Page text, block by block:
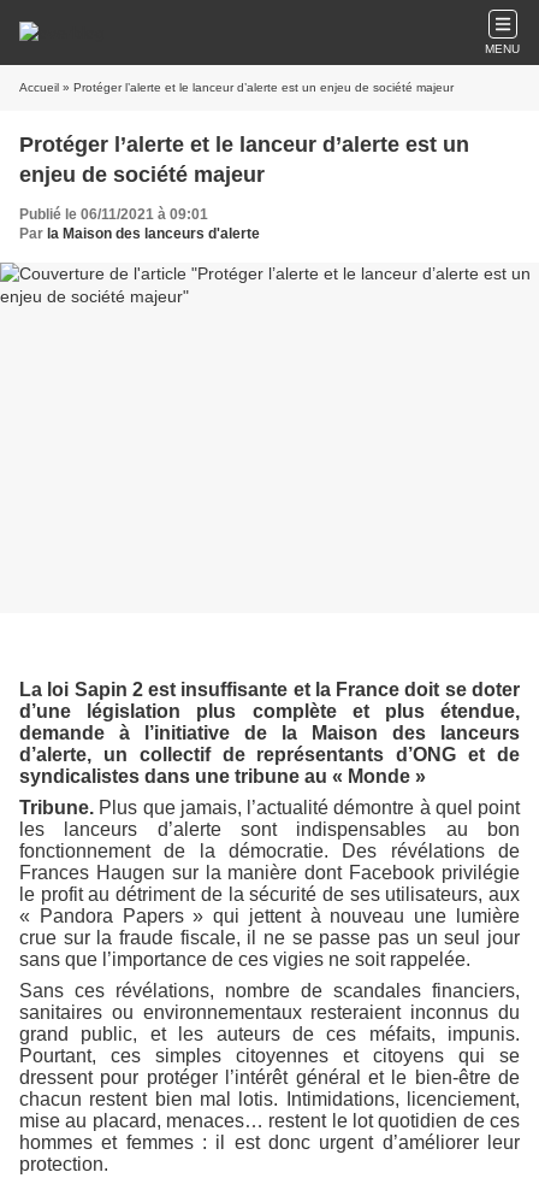
MENU
Accueil » Protéger l’alerte et le lanceur d’alerte est un enjeu de société majeur
Protéger l’alerte et le lanceur d’alerte est un
enjeu de société majeur
Publié le 06/11/2021 à 09:01
Par la Maison des lanceurs d'alerte
La loi Sapin 2 est insuffisante et la France doit se doter
d’une législation plus complète et plus étendue,
demande à l’initiative de la Maison des lanceurs
d’alerte, un collectif de représentants d’ONG et de
syndicalistes dans une tribune au « Monde »
Tribune. Plus que jamais, l’actualité démontre à quel point
les lanceurs d’alerte sont indispensables au bon
fonctionnement de la démocratie. Des révélations de
Frances Haugen sur la manière dont Facebook privilégie
le profit au détriment de la sécurité de ses utilisateurs, aux
« Pandora Papers » qui jettent à nouveau une lumière
crue sur la fraude fiscale, il ne se passe pas un seul jour
sans que l’importance de ces vigies ne soit rappelée.
Sans ces révélations, nombre de scandales financiers,
sanitaires ou environnementaux resteraient inconnus du
grand public, et les auteurs de ces méfaits, impunis.
Pourtant, ces simples citoyennes et citoyens qui se
dressent pour protéger l’intérêt général et le bien-être de
chacun restent bien mal lotis. Intimidations, licenciement,
mise au placard, menaces… restent le lot quotidien de ces
hommes et femmes : il est donc urgent d’améliorer leur
protection.